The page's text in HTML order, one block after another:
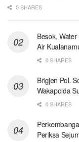
0 SHARES
Besok,
Air
0 SHARES
Brigjen Pol.
Wakapolda
0 SHARES
Periksa